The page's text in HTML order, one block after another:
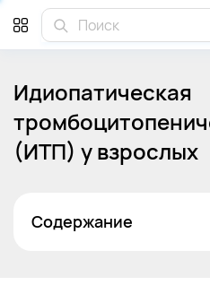
Идиопатическая
(ИТП) у взрослых
Содержание